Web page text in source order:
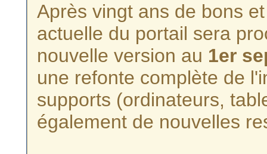
Après vingt ans de bons
actuelle du portail sera
nouvelle version au 1er
une refonte complète de
supports (ordinateurs,
également de nouvelles